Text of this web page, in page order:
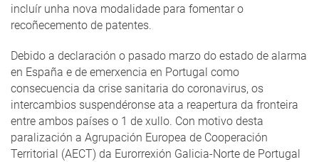
incluír unha nova modalidade para fomentar o
recoñecemento de patentes.
Debido a declaración o pasado marzo do estado de alarma
en España e de emerxencia en Portugal como
consecuencia da crise sanitaria do coronavirus, os
intercambios suspendéronse ata a reapertura da fronteira
entre ambos países o 1 de xullo. Con motivo desta
paralización a Agrupación Europea de Cooperación
Territorial (AECT) da Eurorrexión Galicia-Norte de Portugal